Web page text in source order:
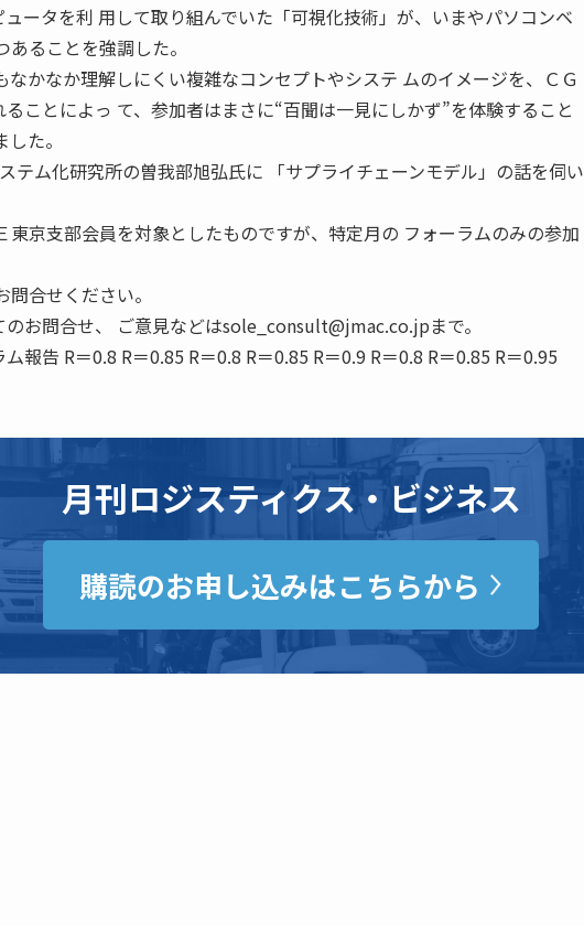
ータを利 用して取り組んでいた「可視化技術」が、いまやパソコンベ
ることを強調した。
なかなか理解しにくい複雑なコンセプトやシステ ムのイメージを、ＣＧ
ことによっ て、参加者はまさに“百聞は一見にしかず”を体験すること
た。
テム化研究所の曽我部旭弘氏に 「サプライチェーンモデル」の話を伺い
東京支部会員を対象としたものですが、特定月の フォーラムのみの参加
合せください。
お問合せ、 ご意見などはsole_consult@jmac.co.jpまで。
報告 R＝0.8 R＝0.85 R＝0.8 R＝0.85 R＝0.9 R＝0.8 R＝0.85 R＝0.95
月刊ロジスティクス・ビジネス
購読のお申し込みはこちらから